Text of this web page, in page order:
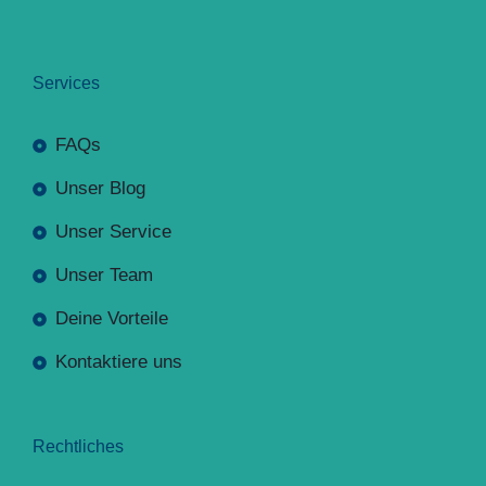
Services
FAQs
Unser Blog
Unser Service
Unser Team
Deine Vorteile
Kontaktiere uns
Rechtliches